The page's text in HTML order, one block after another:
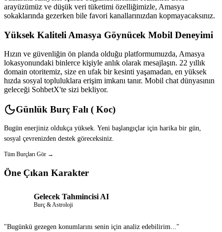
arayüzümüz ve düşük veri tüketimi özelliğimizle, Amasya
sokaklarında gezerken bile favori kanallarınızdan kopmayacaksınız.
Yüksek Kaliteli Amasya Göynücek Mobil Deneyimi
Hızın ve güvenliğin ön planda olduğu platformumuzda, Amasya
lokasyonundaki binlerce kişiyle anlık olarak mesajlaşın. 22 yıllık
domain otoritemiz, size en ufak bir kesinti yaşamadan, en yüksek
hızda sosyal topluluklara erişim imkanı tanır. Mobil chat dünyasının
geleceği SohbetX'te sizi bekliyor.
Günlük Burç Falı ( Koc)
Bugün enerjiniz oldukça yüksek. Yeni başlangıçlar için harika bir gün,
sosyal çevrenizden destek göreceksiniz.
Tüm Burçları Gör →
Öne Çıkan Karakter
Gelecek Tahmincisi AI
Burç & Astroloji
"Bugünkü gezegen konumlarını senin için analiz edebilirim..."